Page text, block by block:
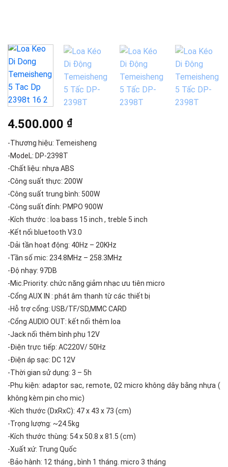
4.500.000 ₫
-Thương hiệu: Temeisheng
-ModeL: DP-2398T
-Chất liệu: nhựa ABS
-Công suất thực: 200W
-Công suất trung bình: 500W
-Công suất đỉnh: PMPO 900W
-Kích thước : loa bass 15 inch , treble 5 inch
-Kết nối bluetooth V3.0
-Dải tần hoạt động: 40Hz – 20KHz
-Tần số mic: 234.8MHz – 258.3MHz
-Độ nhạy: 97DB
-Mic.Priority: chức năng giảm nhạc ưu tiên micro
-Cổng AUX IN : phát âm thanh từ các thiết bị
-Hỗ trợ cổng: USB/TF/SD,MMC CARD
-Cổng AUDIO OUT: kết nối thêm loa
-Jack nối thêm bình phụ 12V
-Điện trực tiếp: AC220V/ 50Hz
-Điện áp sạc: DC 12V
-Thời gian sử dụng: 3 – 5h
-Phụ kiện: adaptor sạc, remote, 02 micro không dây bằng nhựa (
không kèm pin cho mic)
-Kích thước (DxRxC): 47 x 43 x 73 (cm)
-Trọng lượng: ~24.5kg
-Kích thước thùng: 54 x 50.8 x 81.5 (cm)
-Xuất xứ: Trung Quốc
-Bảo hành: 12 tháng , bình 1 tháng. micro 3 tháng